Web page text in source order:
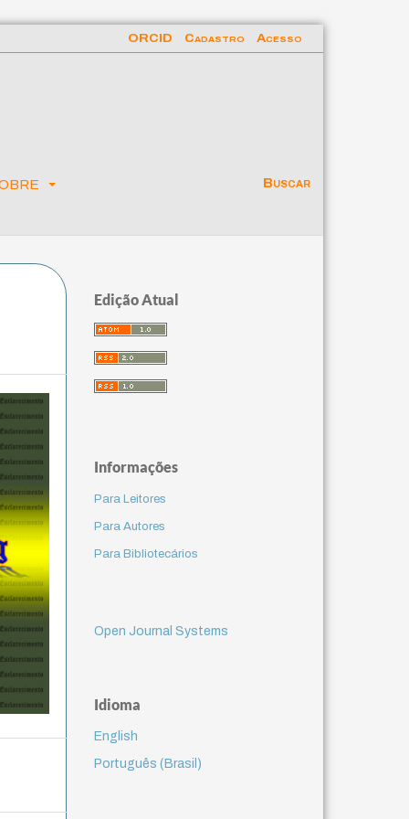
Buscar
ORCID Cadastro Acesso
Edição Atual
Informações
Para Leitores
Para Autores
Para Bibliotecários
Open Journal Systems
Idioma
English
Português (Brasil)